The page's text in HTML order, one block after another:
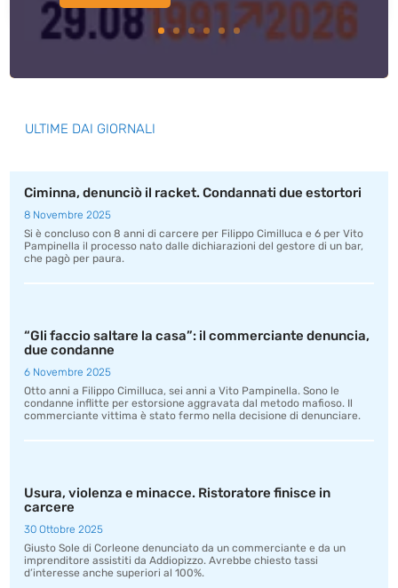
ULTIME DAI GIORNALI
Ciminna, denunciò il racket. Condannati due estortori
8 Novembre 2025
Si è concluso con 8 anni di carcere per Filippo Cimilluca e 6 per Vito
Pampinella il processo nato dalle dichiarazioni del gestore di un bar,
che pagò per paura.
“Gli faccio saltare la casa”: il commerciante denuncia,
due condanne
6 Novembre 2025
Otto anni a Filippo Cimilluca, sei anni a Vito Pampinella. Sono le
condanne inflitte per estorsione aggravata dal metodo mafioso. Il
commerciante vittima è stato fermo nella decisione di denunciare.
Usura, violenza e minacce. Ristoratore finisce in
carcere
30 Ottobre 2025
Giusto Sole di Corleone denunciato da un commerciante e da un
imprenditore assistiti da Addiopizzo. Avrebbe chiesto tassi
d’interesse anche superiori al 100%.